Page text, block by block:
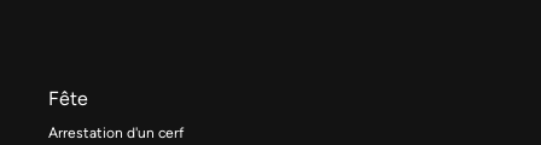
Fête
Arrestation d'un cerf